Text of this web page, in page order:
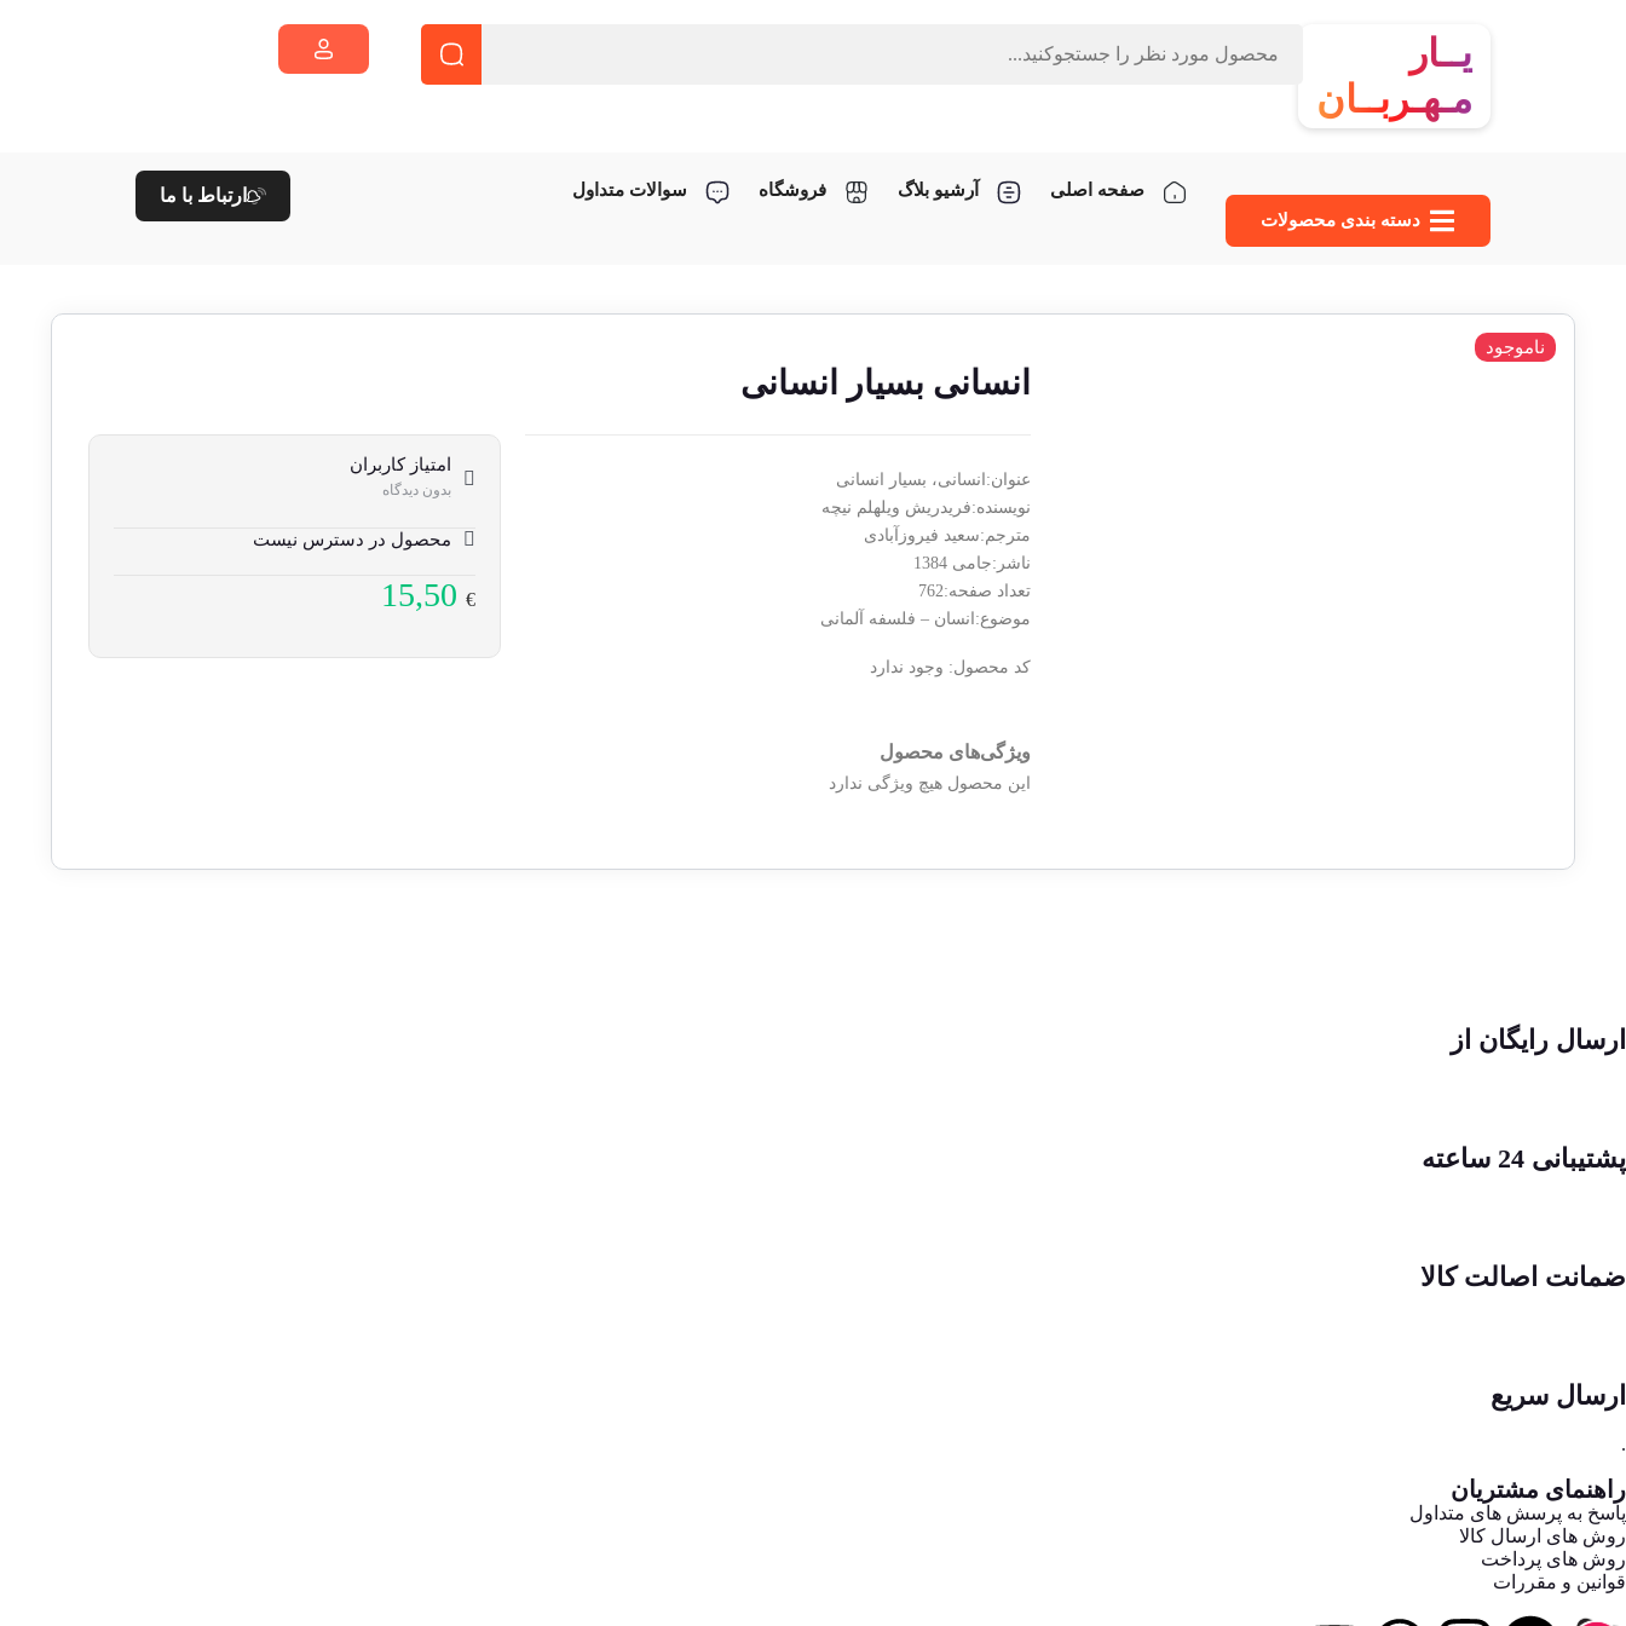
یــار
مـهـربــان
دسته‌ بندی محصولات
صفحه اصلی آرشیو بلاگ فروشگاه سوالات متداول ارتباط با ما
انسانی بسیار انسانی
عنوان:انسانی، بسیار انسانی
نویسنده:فریدریش ویلهلم نیچه
مترجم:سعید فیروزآبادی
ناشر:جامی 1384
تعداد صفحه:762
موضوع:انسان – فلسفه آلمانی
کد محصول: وجود ندارد
ویژگی‌های محصول
این محصول هیچ ویژگی ندارد
امتیاز کاربران
بدون دیدگاه
محصول در دسترس نیست
15,50€
ناموجود
ارسال رایگان از
پشتیبانی 24 ساعته
ضمانت اصالت کالا
ارسال سریع
.
راهنمای مشتریان
پاسخ به پرسش های متداول
روش های ارسال کالا
روش های پرداخت
قوانین و مقررات